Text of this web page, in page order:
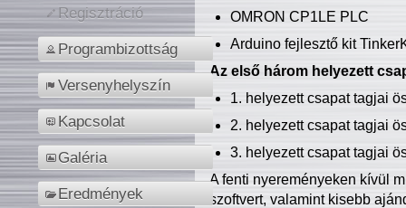
Regisztráció
Programbizottság
Versenyhelyszín
Kapcsolat
Galéria
Eredmények
OMRON CP1LE PLC
Arduino fejlesztő kit
Az első három helyezett
1. helyezett csapat tagjai
2. helyezett csapat tagjai
3. helyezett csapat tagjai
A fenti nyereményeken kívül
szoftvert, valamint kisebb